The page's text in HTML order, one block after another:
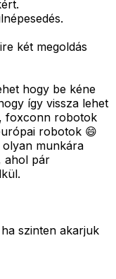
két megoldás
hogy be kéne
így vissza lehet
foxconn robotok
robotok 😄
munkára
ahol pár
szinten akarjuk